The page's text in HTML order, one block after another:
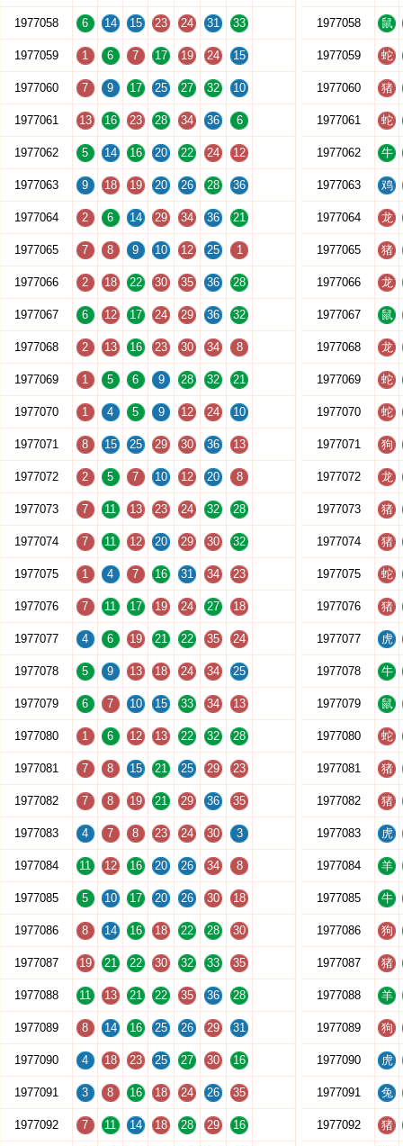
1977058 6 14 15 23 24 31 33
1977059 1 6 7 17 19 24 15
1977060 7 9 17 25 27 32 10
1977061 13 16 23 28 34 36 6
1977062 5 14 16 20 22 24 12
1977063 9 18 19 20 26 28 36
1977064 2 6 14 29 34 36 21
1977065 7 8 9 10 12 25 1
1977066 2 18 22 30 35 36 28
1977067 6 12 17 24 29 36 32
1977068 2 13 16 23 30 34 8
1977069 1 5 6 9 28 32 21
1977070 1 4 5 9 12 24 10
1977071 8 15 25 29 30 36 13
1977072 2 5 7 10 12 20 8
1977073 7 11 13 23 24 32 28
1977074 7 11 12 20 29 30 32
1977075 1 4 7 16 31 34 23
1977076 7 11 17 19 24 27 18
1977077 4 6 19 21 22 35 24
1977078 5 9 13 18 24 34 25
1977079 6 7 10 15 33 34 13
1977080 1 6 12 13 22 32 28
1977081 7 8 15 21 25 29 23
1977082 7 8 19 21 29 36 35
1977083 4 7 8 23 24 30 3
1977084 11 12 16 20 26 34 8
1977085 5 10 17 20 26 30 18
1977086 8 14 16 18 22 28 30
1977087 19 21 22 30 32 33 35
1977088 11 13 21 22 35 36 28
1977089 8 14 16 25 26 29 31
1977090 4 18 23 25 27 30 16
1977091 3 8 16 18 24 26 35
1977092 7 11 14 18 28 29 16
1977058 鼠
1977059 蛇
1977060 猪
1977061 蛇
1977062 牛
1977063 鸡
1977064 龙
1977065 猪
1977066 龙
1977067 鼠
1977068 龙
1977069 蛇
1977070 蛇
1977071 狗
1977072 龙
1977073 猪
1977074 猪
1977075 蛇
1977076 猪
1977077 虎
1977078 牛
1977079 鼠
1977080 蛇
1977081 猪
1977082 猪
1977083 虎
1977084 羊
1977085 牛
1977086 狗
1977087 猪
1977088 羊
1977089 狗
1977090 虎
1977091 兔
1977092 猪